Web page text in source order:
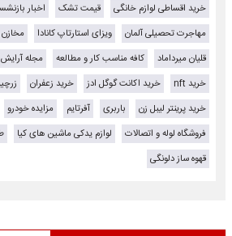
خرید اقساطی لوازم خانگی قیمت تشک
اخبار
مهاجرت تحصیلی آلمان
ویزای استارتاپ کانادا مخازن
قلیان میرداماد
کافه مناسب کار و مطالعه مجله آرایش
خرید nft
خرید اکانت گوگل ادز خرید زعفران
خرید پرینتر لیبل زن
باربری آفرتایم مزایده خودرو
فروشگاه لوله و اتصالات
لوازم یدکی ماشین های کیا
قهوه ساز دلونگی